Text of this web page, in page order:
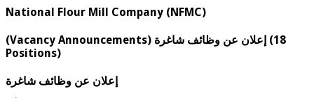
National Flour Mill Company (NFMC)
(Vacancy Announcements) إعلان عن وظائف شاغرة (18
Positions)
إعلان عن وظائف شاغرة